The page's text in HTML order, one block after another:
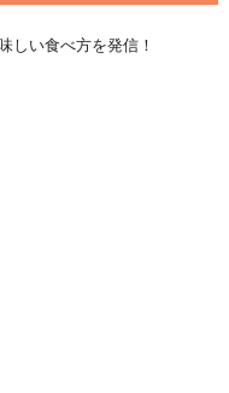
しい食べ方を発信！